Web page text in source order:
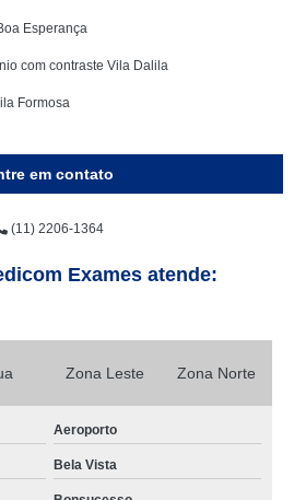
Esperança
com contraste Vila Dalila
Formosa
em contato
(11) 2206-1364
Exames atende:
Zona Leste Zona Norte
Aeroporto
Bela Vista